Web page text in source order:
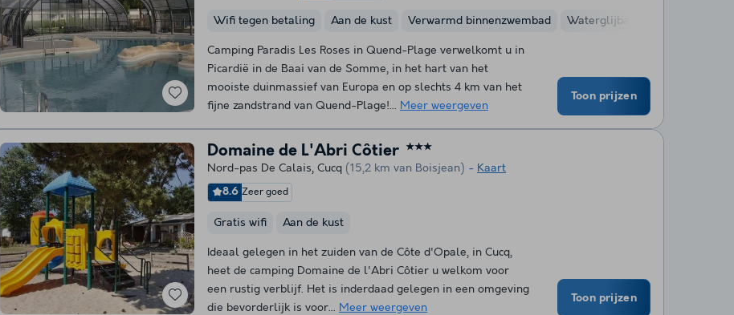
Wifi tegen betaling Aan de kust Verwarmd binnenzwembad Waterglijbanen
Camping Paradis Les Roses in Quend-Plage verwelkomt u in
Picardië in de Baai van de Somme, in het hart van het
mooiste duinmassief van Europa en op slechts 4 km van het
fijne zandstrand van Quend-Plage!... Meer weergeven
Toon prijzen
Domaine de L'Abri Côtier ★★★
Nord-pas De Calais, Cucq (15,2 km van Boisjean)
Kaart
8.6 Zeer goed
Gratis wifi Aan de kust
Ideaal gelegen in het zuiden van de Côte d'Opale, in Cucq,
heet de camping Domaine de l'Abri Côtier u welkom voor
een rustig verblijf. Het is inderdaad gelegen in een omgeving
die bevorderlijk is voor... Meer weergeven
Toon prijzen